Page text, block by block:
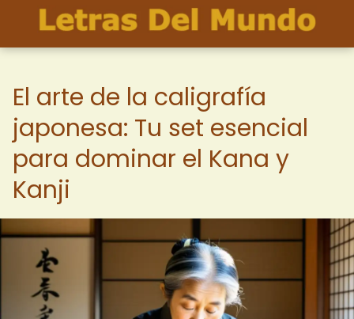
El arte de la caligrafía
japonesa: Tu set esencial
para dominar el Kana y
Kanji